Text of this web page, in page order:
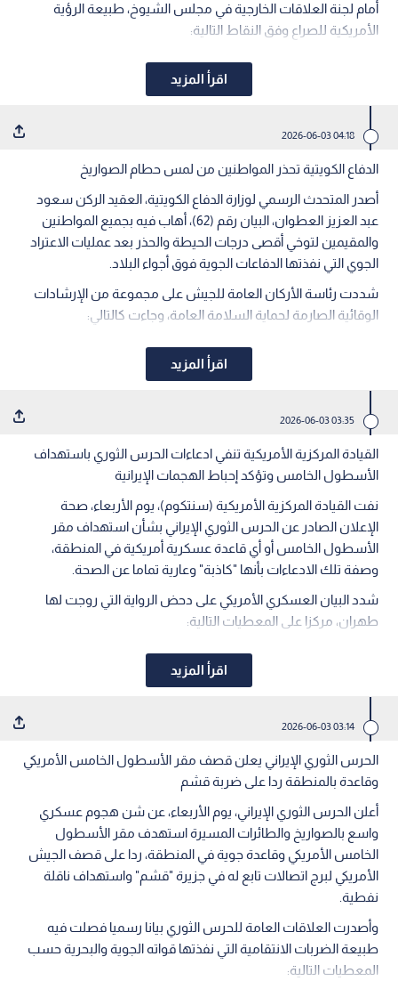
أمام لجنة العلاقات الخارجية في مجلس الشيوخ، طبيعة الرؤية
الأمريكية للصراع وفق النقاط التالية:
اقرأ المزيد
04:18 2026-06-03
الدفاع الكويتية تحذر المواطنين من لمس حطام الصواريخ
أصدر المتحدث الرسمي لوزارة الدفاع الكويتية، العقيد الركن سعود
عبد العزيز العطوان، البيان رقم (62)، أهاب فيه بجميع المواطنين
والمقيمين لتوخي أقصى درجات الحيطة والحذر بعد عمليات الاعتراد
الجوي التي نفذتها الدفاعات الجوية فوق أجواء البلاد.
شددت رئاسة الأركان العامة للجيش على مجموعة من الإرشادات
الوقائية الصارمة لحماية السلامة العامة، وجاءت كالتالي:
اقرأ المزيد
03:35 2026-06-03
القيادة المركزية الأمريكية تنفي ادعاءات الحرس الثوري باستهداف
الأسطول الخامس وتؤكد إحباط الهجمات الإيرانية
نفت القيادة المركزية الأمريكية (سنتكوم)، يوم الأربعاء، صحة
الإعلان الصادر عن الحرس الثوري الإيراني بشأن استهداف مقر
الأسطول الخامس أو أي قاعدة عسكرية أمريكية في المنطقة،
وصفة تلك الادعاءات بأنها "كاذبة" وعارية تماما عن الصحة.
شدد البيان العسكري الأمريكي على دحض الرواية التي روجت لها
طهران، مركزا على المعطيات التالية:
اقرأ المزيد
03:14 2026-06-03
الحرس الثوري الإيراني يعلن قصف مقر الأسطول الخامس الأمريكي
وقاعدة بالمنطقة ردا على ضربة قشم
أعلن الحرس الثوري الإيراني، يوم الأربعاء، عن شن هجوم عسكري
واسع بالصواريخ والطائرات المسيرة استهدف مقر الأسطول
الخامس الأمريكي وقاعدة جوية في المنطقة، ردا على قصف الجيش
الأمريكي لبرج اتصالات تابع له في جزيرة "قشم" واستهداف ناقلة
نفطية.
وأصدرت العلاقات العامة للحرس الثوري بيانا رسميا فصلت فيه
طبيعة الضربات الانتقامية التي نفذتها قواته الجوية والبحرية حسب
المعطيات التالية: